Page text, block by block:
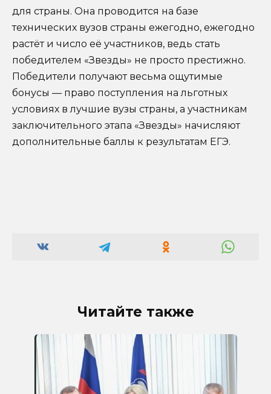
для страны. Она проводится на базе
технических вузов страны ежегодно, ежегодно
растёт и число её участников, ведь стать
победителем «Звезды» не просто престижно.
Победители получают весьма ощутимые
бонусы — право поступления на льготных
условиях в лучшие вузы страны, а участникам
заключительного этапа «Звезды» начисляют
дополнительные баллы к результатам ЕГЭ.
Читайте также